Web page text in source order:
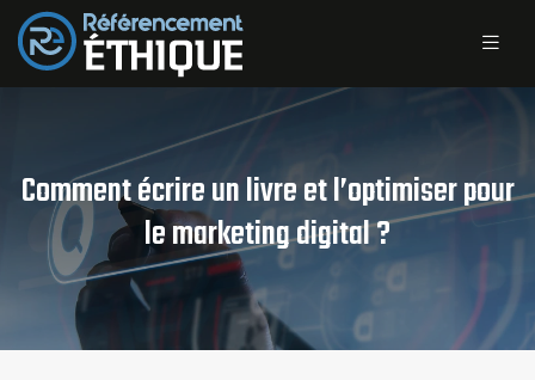
Comment écrire un livre et l’optimiser pour
le marketing digital ?